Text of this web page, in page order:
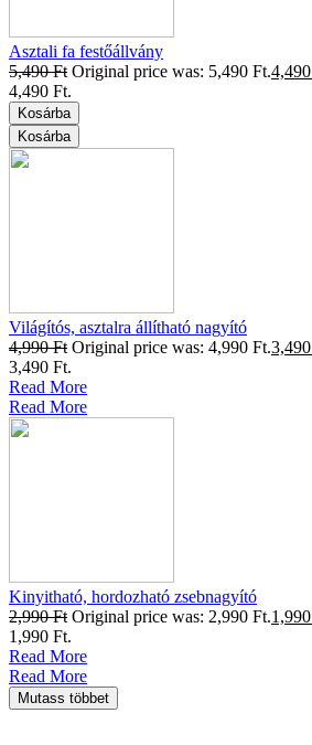
Asztali fa festőállvány
5,490Ft Original price was: 5,490 Ft.4,490
4,490 Ft.
Kosárba
Kosárba
Világítós, asztalra állítható nagyító
4,990Ft Original price was: 4,990 Ft.3,490
3,490 Ft.
Read More
Read More
Kinyitható, hordozható zsebnagyító
2,990Ft Original price was: 2,990 Ft.1,990
1,990 Ft.
Read More
Read More
Mutass többet